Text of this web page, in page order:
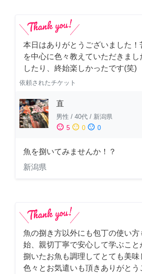
本日はありがとうございました！
を中心に色々教えていただきま
したり、終始楽しかったです(笑)
依頼されたチケット
直
男性 / 40代 / 新潟県
sentiment_satisfied 5 sentiment_neutral 0 sentiment_dissatisfied 0
魚を捌いてみませんか！？
新潟県
魚の捌き方以外にも包丁の使い方
始、親切丁寧で安心して学ぶこと
捌いたお魚も調理してとても美味
色々とお気遣いも頂きありがとう